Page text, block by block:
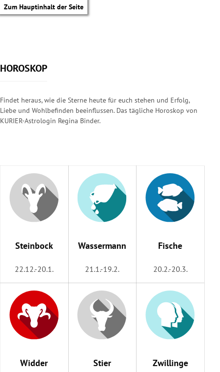
Zum Hauptinhalt der Seite
Untermenü
Untermenü
Untermenü
HOROSKOP
Findet heraus, wie die Sterne heute für euch stehen und Erfolg,
Liebe und Wohlbefinden beeinflussen. Das tägliche Horoskop von
KURIER-Astrologin Regina Binder.
Steinbock
22.12.-20.1.
Wassermann
21.1.-19.2.
Fische
20.2.-20.3.
Widder Stier Zwillinge